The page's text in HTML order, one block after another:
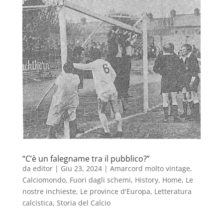
“C’è un falegname tra il pubblico?”
da editor| Giu 23, 2024| Amarcord molto vintage,
Calciomondo, Fuori dagli schemi, History, Home, Le
nostre inchieste, Le province d'Europa, Letteratura
calcistica, Storia del Calcio